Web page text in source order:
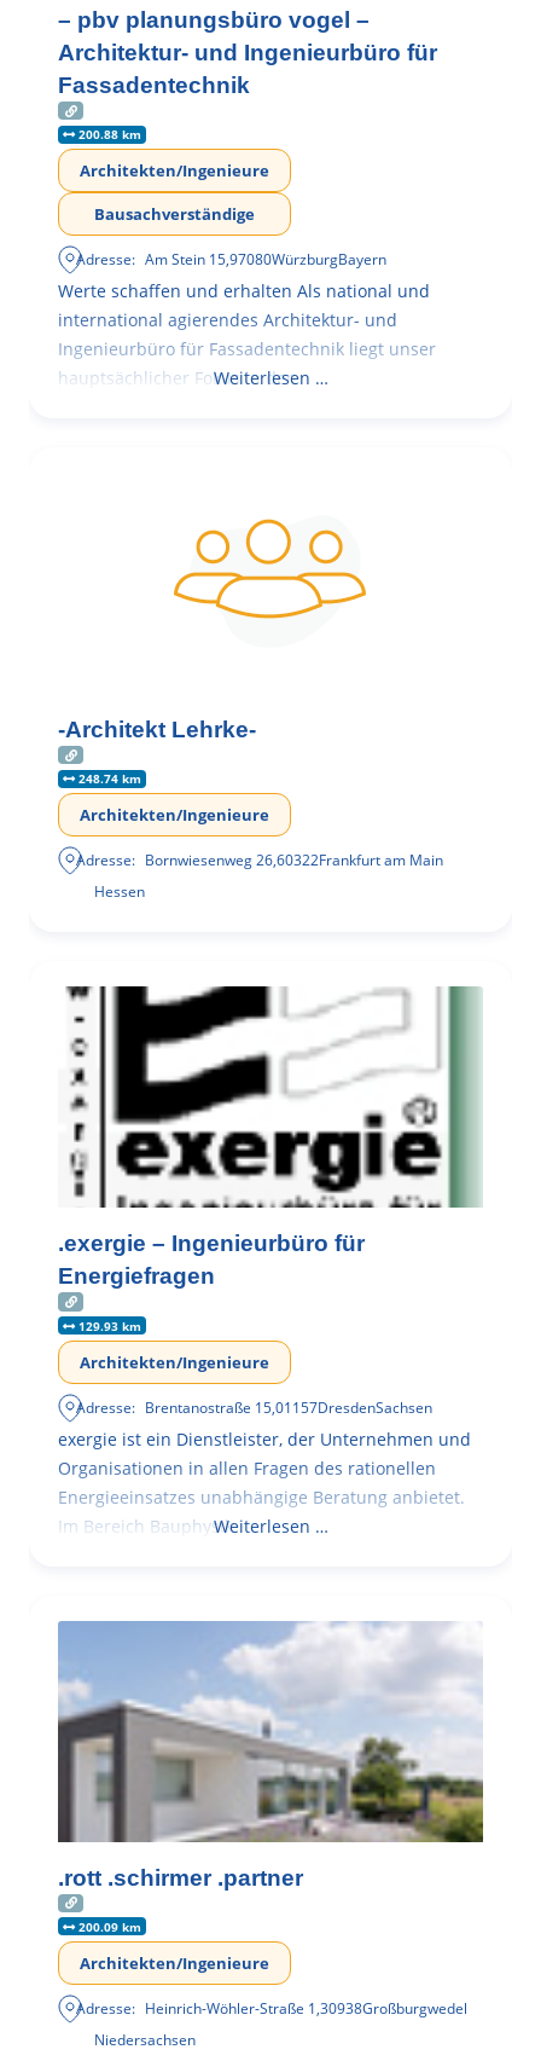
– pbv planungsbüro vogel –
Architektur- und Ingenieurbüro für
Fassadentechnik
200.88 km
Architekten/Ingenieure
Bausachverständige
Adresse: Am Stein 15,97080WürzburgBayern
Werte schaffen und erhalten Als national und
international agierendes Architektur- und
Ingenieurbüro für Fassadentechnik liegt unser
hauptsächlicher Fokus in der
Weiterlesen …
-Architekt Lehrke-
248.74 km
Architekten/Ingenieure
Adresse: Bornwiesenweg 26,60322Frankfurt am Main
Hessen
.exergie – Ingenieurbüro für
Energiefragen
129.93 km
Architekten/Ingenieure
Adresse: Brentanostraße 15,01157DresdenSachsen
exergie ist ein Dienstleister, der Unternehmen und
Organisationen in allen Fragen des rationellen
Energieeinsatzes unabhängige Beratung anbietet.
Im Bereich BauphysikWeiterlesen …
.rott .schirmer .partner
200.09 km
Architekten/Ingenieure
Adresse: Heinrich-Wöhler-Straße 1,30938Großburgwedel
Niedersachsen